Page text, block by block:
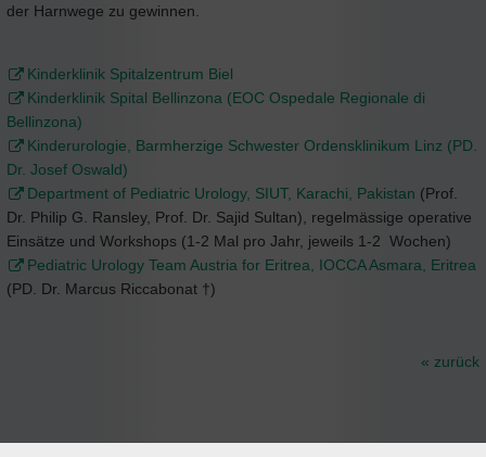
der Harnwege zu gewinnen.
Kinderklinik Spitalzentrum Biel
Kinderklinik Spital Bellinzona (EOC Ospedale Regionale di
Bellinzona)
Kinderurologie, Barmherzige Schwester Ordensklinikum Linz (PD.
Dr. Josef Oswald)
Department of Pediatric Urology, SIUT, Karachi, Pakistan (Prof.
Dr. Philip G. Ransley, Prof. Dr. Sajid Sultan), regelmässige operative
Einsätze und Workshops (1-2 Mal pro Jahr, jeweils 1-2 Wochen)
Pediatric Urology Team Austria for Eritrea, IOCCA Asmara, Eritrea
(PD. Dr. Marcus Riccabonat †)
« zurück